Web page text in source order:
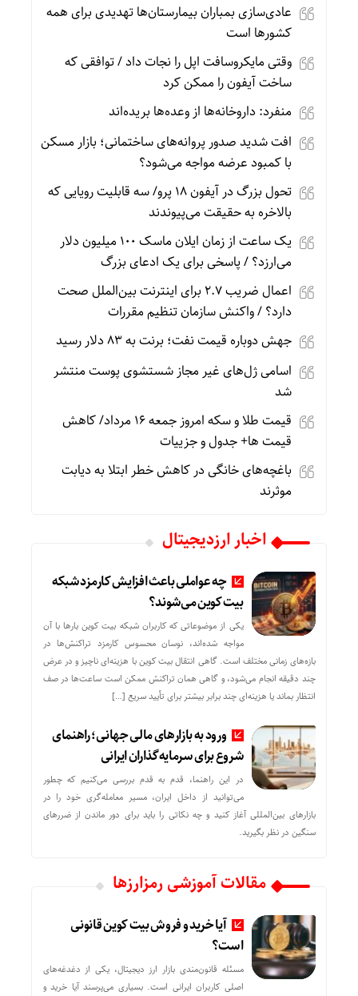
عادی‌سازی بمباران بیمارستان‌ها تهدیدی برای همه
کشورها است
وقتی مایکروسافت اپل را نجات داد / توافقی که
ساخت آیفون را ممکن کرد
منفرد: داروخانه‌ها از وعده‌ها بریده‌اند
افت شدید صدور پروانه‌های ساختمانی؛ بازار مسکن
با کمبود عرضه مواجه می‌شود؟
تحول بزرگ در آیفون ۱۸ پرو/ سه قابلیت رویایی که
بالاخره به حقیقت می‌پیوندند
یک ساعت از زمان ایلان ماسک ۱۰۰ میلیون دلار
می‌ارزد؟ / پاسخی برای یک ادعای بزرگ
اعمال ضریب ۲.۷ برای اینترنت بین‌الملل صحت
دارد؟ / واکنش سازمان تنظیم مقررات
جهش دوباره قیمت نفت؛ برنت به ۸۳ دلار رسید
اسامی ژل‌های غیر مجاز شستشوی پوست منتشر
شد
قیمت طلا و سکه امروز جمعه ۱۶ مرداد/ کاهش
قیمت ها+ جدول و جزییات
باغچه‌های خانگی در کاهش خطر ابتلا به دیابت
موثرند
اخبار ارزدیجیتال
چه عواملی باعث افزایش کارمزد شبکه
بیت کوین می‌شوند؟
یکی از موضوعاتی که کاربران شبکه بیت کوین بارها با آن
مواجه شده‌اند، نوسان محسوس کارمزد تراکنش‌ها در
بازه‌های زمانی مختلف است. گاهی انتقال بیت کوین با هزینه‌ای ناچیز و در عرض
چند دقیقه انجام می‌شود، و گاهی همان تراکنش ممکن است ساعت‌ها در صف
انتظار بماند یا هزینه‌ای چند برابر بیشتر برای تأیید سریع […]
ورود به بازارهای مالی جهانی؛ راهنمای
شروع برای سرمایه‌گذاران ایرانی
در این راهنما، قدم به قدم بررسی می‌کنیم که چطور
می‌توانید از داخل ایران، مسیر معامله‌گری خود را در
بازارهای بین‌المللی آغاز کنید و چه نکاتی را باید برای دور ماندن از ضررهای
سنگین در نظر بگیرید.
مقالات آموزشی رمزارزها
آیا خرید و فروش بیت کوین قانونی
است؟
مسئله قانون‌مندی بازار ارز دیجیتال، یکی از دغدغه‌های
اصلی کاربران ایرانی است. بسیاری می‌پرسند آیا خرید و